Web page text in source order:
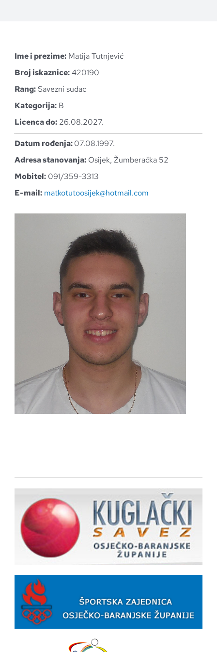
Ime i prezime:Matija Tutnjević
Broj iskaznice:420190
Rang:Savezni sudac
Kategorija:B
Licenca do:26.08.2027.
Datum rođenja:07.08.1997.
Adresa stanovanja:Osijek, Žumberačka 52
Mobitel:091/359-3313
E-mail: matkotutoosijek@hotmail.com